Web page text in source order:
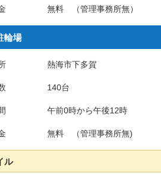
金 無料 （管理事務所無）
輪場
所 熱海市下多賀
台数 140台
間 午前0時から午後12時
金 無料 （管理事務所無)
ル